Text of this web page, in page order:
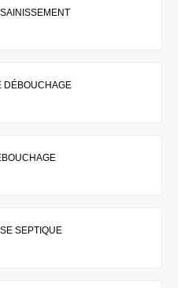
DÉBOUCHAGE
SEPTIQUE